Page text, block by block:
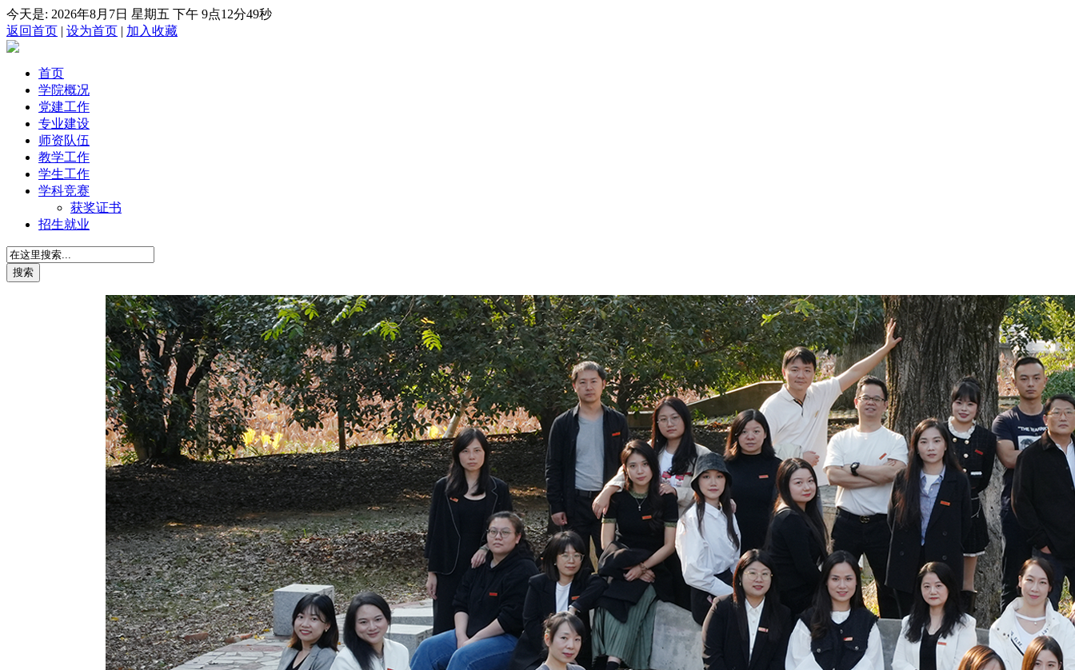
今天是: 2026年8月7日 星期五 下午 9点12分52秒
返回首页 | 设为首页 | 加入收藏
首页
学院概况
党建工作
专业建设
师资队伍
教学工作
学生工作
学科竞赛
获奖证书
招生就业